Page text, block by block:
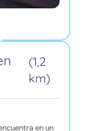
(1,2
km)
en un